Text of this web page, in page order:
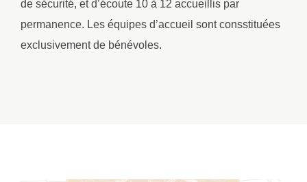
de sécurité, et d’écoute 10 à 12 accueillis par
permanence. Les équipes d’accueil sont consstituées
exclusivement de bénévoles.